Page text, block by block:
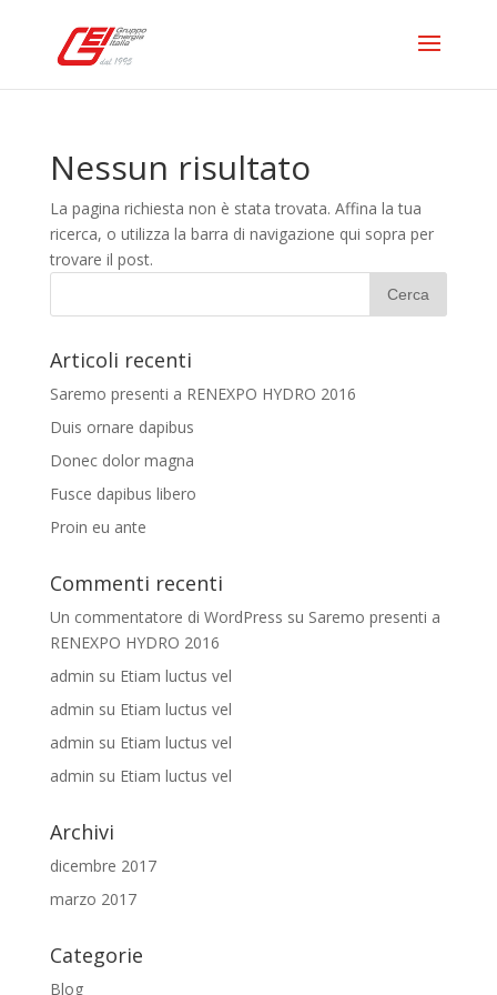
Nessun risultato
La pagina richiesta non è stata trovata. Affina la tua
ricerca, o utilizza la barra di navigazione qui sopra per
trovare il post.
Articoli recenti
Saremo presenti a RENEXPO HYDRO 2016
Duis ornare dapibus
Donec dolor magna
Fusce dapibus libero
Proin eu ante
Commenti recenti
Un commentatore di WordPress su Saremo presenti a
RENEXPO HYDRO 2016
admin su Etiam luctus vel
admin su Etiam luctus vel
admin su Etiam luctus vel
admin su Etiam luctus vel
Archivi
dicembre 2017
marzo 2017
Categorie
Blog